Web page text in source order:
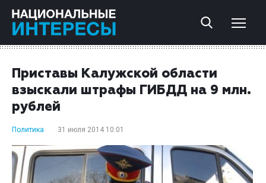
Приставы Калужской области
взыскали штрафы ГИБДД на 9 млн.
рублей
Политика 31 июля 2014 10:01